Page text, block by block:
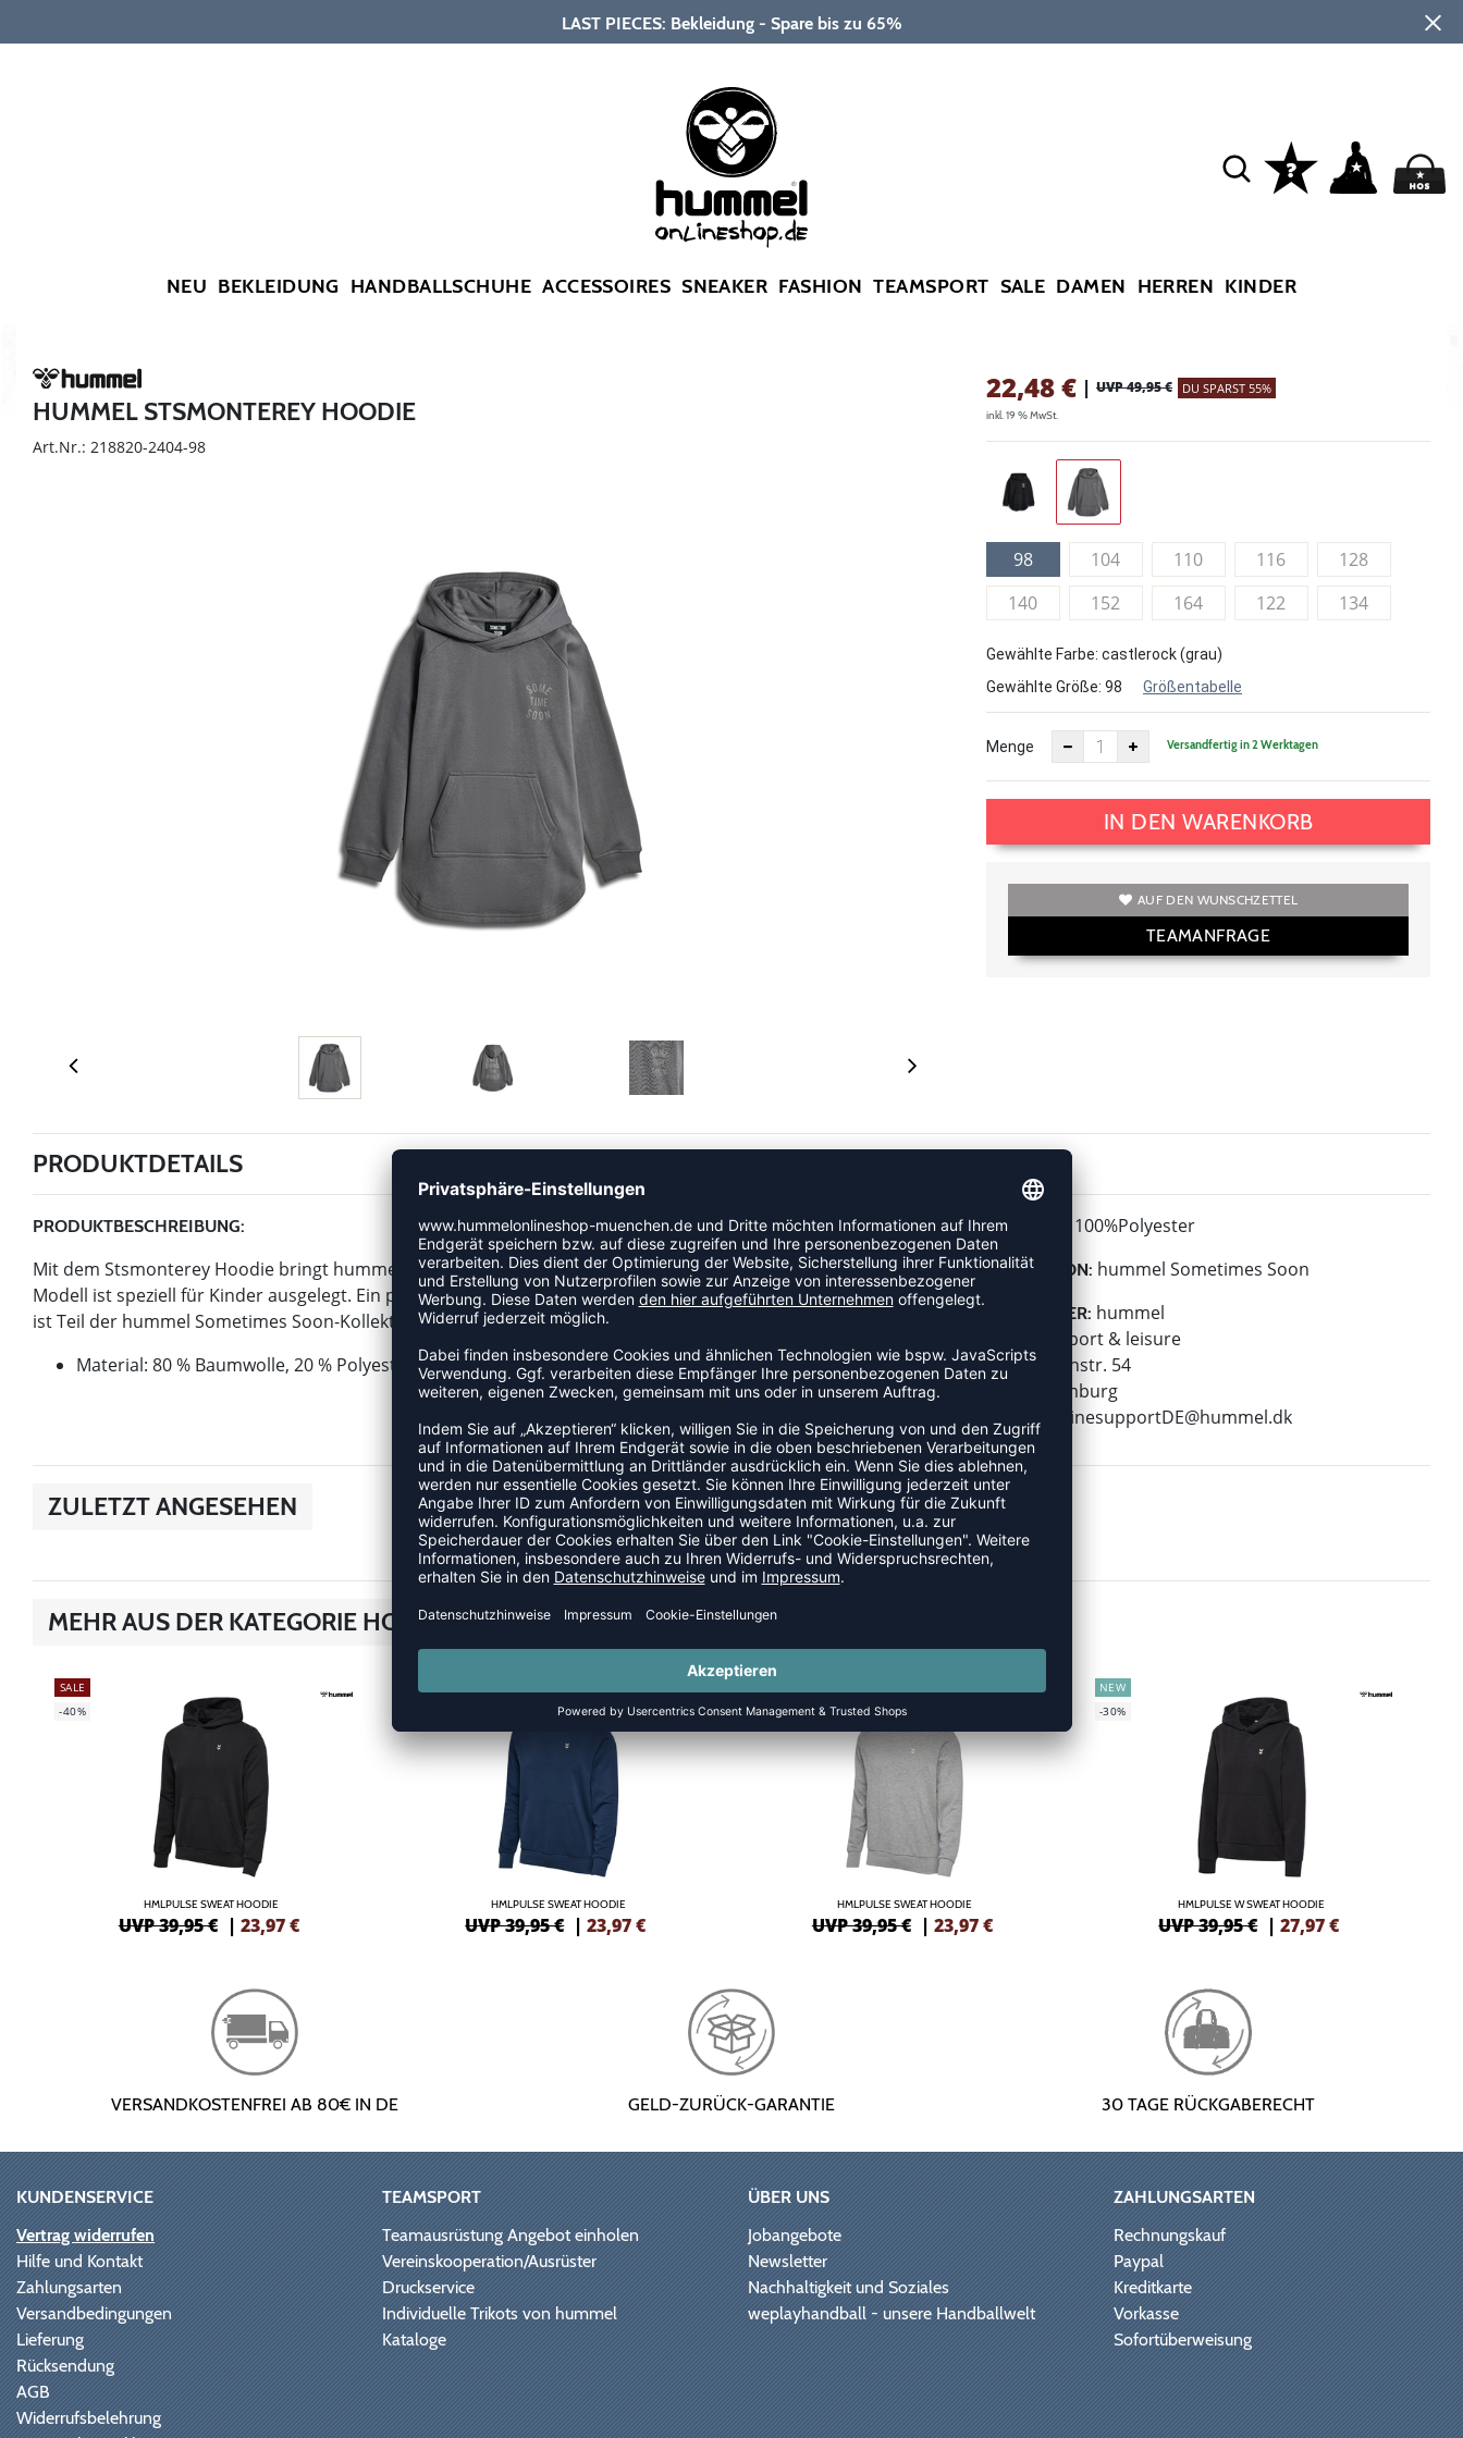
LAST PIECES: Bekleidung - Spare bis zu 65%
NEU BEKLEIDUNG HANDBALLSCHUHE ACCESSOIRES SNEAKER FASHION TEAMSPORT SALE DAMEN HERREN KINDER
HUMMEL STSMONTEREY HOODIE
Art.Nr.: 218820-2404-98
22,48€ | UVP 49,95 € DU SPARST 55%
inkl. 19 % MwSt.
98 104 110 116
128
140
152 164 122 134
Gewählte Farbe: castlerock (grau)
Gewählte Größe: 98 Größentabelle
Menge Versandfertig in 2 Werktagen
IN DEN WARENKORB
AUF DEN WUNSCHZETTEL
TEAMANFRAGE
PRODUKTDETAILS
PRODUKTBESCHREIBUNG:
Mit dem Stsmonterey Hoodie bringt hummel einen Artikel der Kategorie Lifestylehoody an den Start. Dieses
Modell ist speziell für Kinder ausgelegt. Ein praktisches Produkt für den Trainings- und Vereinsalltag. Das Modell
ist Teil der hummel Sometimes Soon-Kollektion.
Material: 80 % Baumwolle, 20 % Polyester
MATERIAL: 100%Polyester
KOLLEKTION: hummel Sometimes Soon
HERSTELLER: hummel
hummel sport & leisure
Leverkusenstr. 54
22761 Hamburg
E-Mail:
onlinesupportDE@hummel.dk
ZULETZT ANGESEHEN
MEHR AUS DER KATEGORIE HOODIES & ZIPPER
SALE
-40%
HMLPULSE SWEAT HOODIE
UVP 39,95 € | 23,97€
SALE
HMLPULSE SWEAT HOODIE
UVP 39,95 € |23,97€
-40%
HMLPULSE SWEAT HOODIE
UVP 39,95 € | 23,97€
NEW
-30%
HMLPULSE W SWEAT HOODIE
UVP 39,95 € |27,97€
VERSANDKOSTENFREI AB 80€ IN DE GELD-ZURÜCK-GARANTIE 30 TAGE RÜCKGABERECHT
KUNDENSERVICE
Vertrag widerrufen
Hilfe und Kontakt
Zahlungsarten
Versandbedingungen
Lieferung
Rücksendung
AGB
Widerrufsbelehrung
TEAMSPORT
Teamausrüstung Angebot einholen
Vereinskooperation/Ausrüster
Druckservice
Individuelle Trikots von hummel
Kataloge
ÜBER UNS
Jobangebote
Newsletter
Nachhaltigkeit und Soziales
weplayhandball - unsere Handballwelt
ZAHLUNGSARTEN
Rechnungskauf
Paypal
Kreditkarte
Vorkasse
Sofortüberweisung